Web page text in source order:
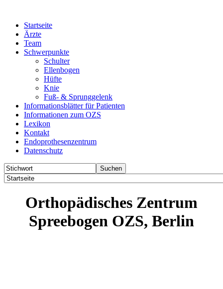
Startseite
Ärzte
Team
Schwerpunkte
Schulter
Ellenbogen
Hüfte
Knie
Fuß- & Sprunggelenk
Informationsblätter für Patienten
Informationen zum OZS
Lexikon
Kontakt
Endoprothesenzentrum
Datenschutz
Orthopädisches Zentrum
Spreebogen OZS, Berlin